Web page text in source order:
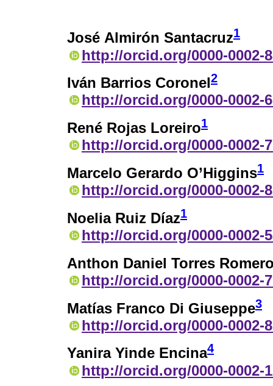
José Almirón Santacruz1
http://orcid.org/0000-0002-
Iván Barrios Coronel2
http://orcid.org/0000-0002-
René Rojas Loreiro1
http://orcid.org/0000-0002-
Marcelo Gerardo O’Higgins1
http://orcid.org/0000-0002-
Noelia Ruiz Díaz1
http://orcid.org/0000-0002-
Anthon Daniel Torres
http://orcid.org/0000-0002-
Matías Franco Di Giuseppe3
http://orcid.org/0000-0002-
Yanira Yinde Encina4
http://orcid.org/0000-0002-